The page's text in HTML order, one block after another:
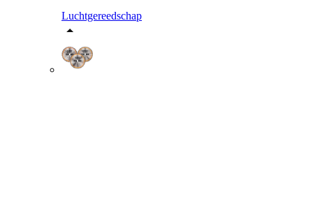
Luchtgereedschap